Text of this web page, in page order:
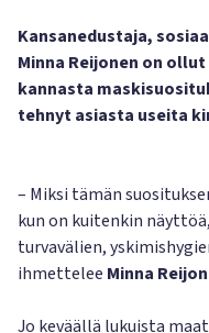
Kansanedustaja,
Minna Reijonen on ollut
kannasta
tehnyt asiasta useita
– Miksi tämän
kun on kuitenkin
turvavälien,
ihmettelee Minna
Jo keväällä lukuista